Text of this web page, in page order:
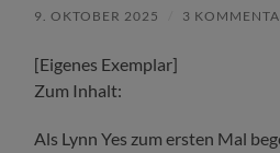
9. OKTOBER 2025 3
[Eigenes Exemplar]
Zum Inhalt:
Als Lynn Yes zum ersten Mal